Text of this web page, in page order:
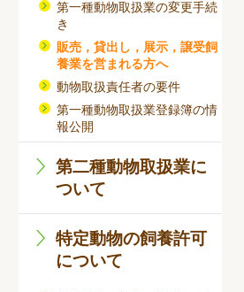
第一種動物取扱業の変更手続
き
販売，貸出し，展示，譲受飼
養業を営まれる方へ
動物取扱責任者の要件
第一種動物取扱業登録簿の情
報公開
第二種動物取扱業に
ついて
特定動物の飼養許可
について